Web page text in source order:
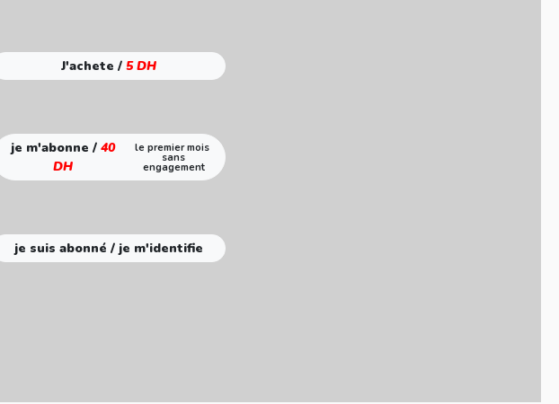
J'achete / 5 DH
je m'abonne / 40
DH
le premier mois
sans
engagement
je suis abonné / je m'identifie